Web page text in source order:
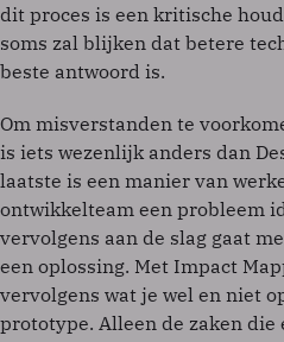
dit proces is een kritische
soms zal blijken dat betere
beste antwoord is.
Om misverstanden te
is iets wezenlijk anders dan
laatste is een manier van
ontwikkelteam een probleem
vervolgens aan de slag gaat
een oplossing. Met Impact
vervolgens wat je wel en niet
prototype. Alleen de zaken die